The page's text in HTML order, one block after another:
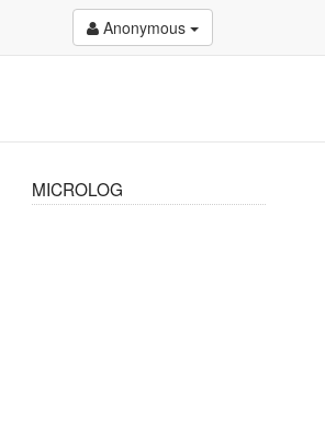
Anonymous
MICROLOG